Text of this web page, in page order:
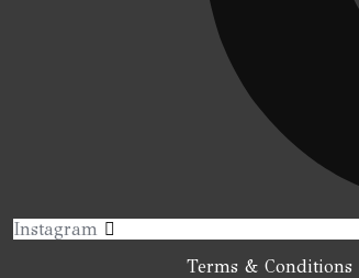
Instagram
Terms & Conditions